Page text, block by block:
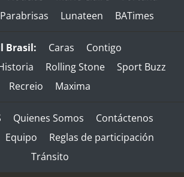
Parabrisas Lunateen BATimes
Brasil: Caras
Contigo
Rolling Stone
Sport Buzz
Recreio
Maxima
Quienes Somos
Contáctenos
Equipo
Reglas de participación
Tránsito